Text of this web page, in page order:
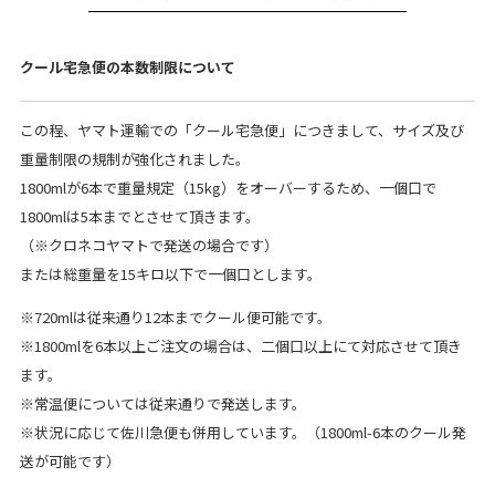
クール宅急便の本数制限について
この程、ヤマト運輸での「クール宅急便」につきまして、サイズ及び
重量制限の規制が強化されました。
1800mlが6本で重量規定（15kg）をオーバーするため、一個口で
1800mlは5本までとさせて頂きます。
（※クロネコヤマトで発送の場合です）
または総重量を15キロ以下で一個口とします。
※720mlは従来通り12本までクール便可能です。
※1800mlを6本以上ご注文の場合は、二個口以上にて対応させて頂き
ます。
※常温便については従来通りで発送します。
※状況に応じて佐川急便も併用しています。（1800ml-6本のクール発
送が可能です）